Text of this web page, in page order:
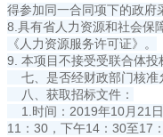
得参加同一合同项下的政府
8.具有省人力资源和社会保
《人力资源服务许可证》。
9. 本项目不接受受联合体投
七、是否经财政部门核准
八、获取招标文件：
1.时间：2019年10月21
11：30，下午14：30至17